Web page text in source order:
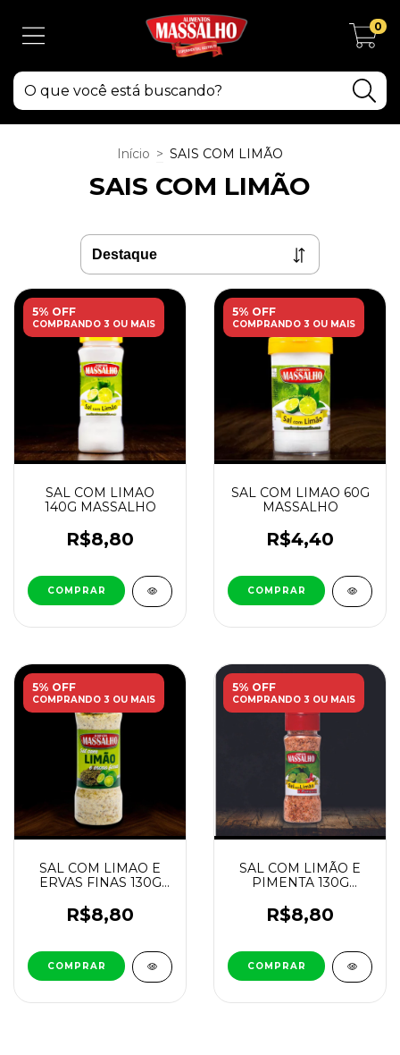
0
Início > SAIS COM LIMÃO
SAIS COM LIMÃO
5% OFF
COMPRANDO 3 OU MAIS
SAL COM LIMAO
140G MASSALHO
R$8,80
5% OFF
COMPRANDO 3 OU MAIS
SAL COM LIMAO 60G
MASSALHO
R$4,40
5% OFF
COMPRANDO 3 OU MAIS
SAL COM LIMAO E
ERVAS FINAS 130G
R$8,80
5% OFF
COMPRANDO 3 OU MAIS
SAL COM LIMÃO E
PIMENTA 130G
R$8,80